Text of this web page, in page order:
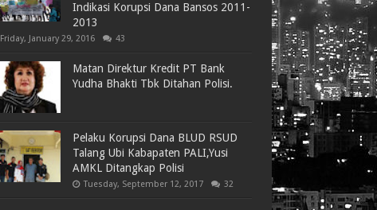
Indikasi Korupsi Dana Bansos 2011-
2013
Friday, January 29, 2016 43
Matan Direktur Kredit PT Bank
Yudha Bhakti Tbk Ditahan Polisi.
Pelaku Korupsi Dana BLUD RSUD
Talang Ubi Kabapaten PALI,Yusi
AMKL Ditangkap Polisi
Tuesday, September 12, 2017 32